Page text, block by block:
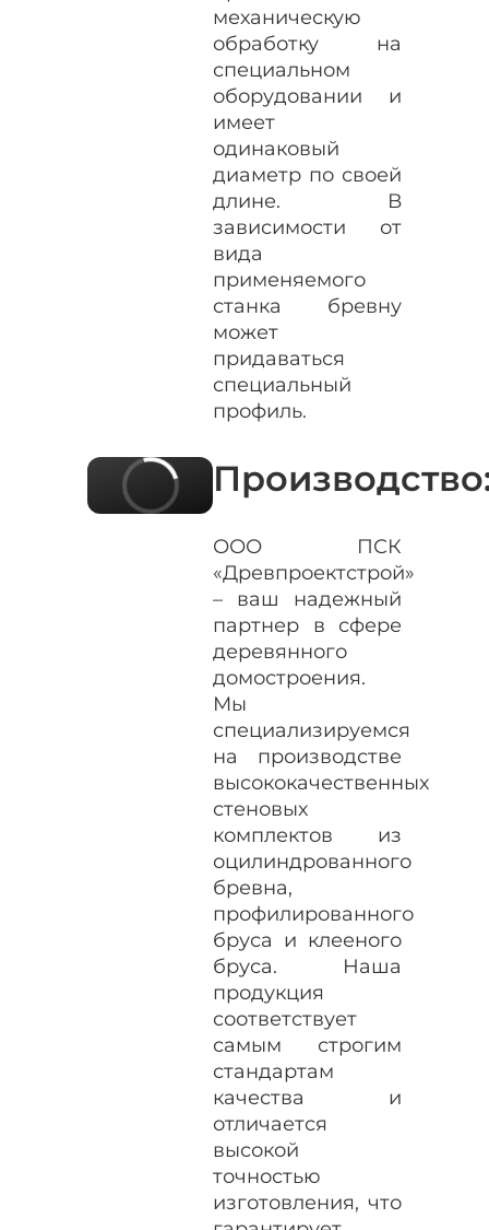
механическую
обработку на
специальном
оборудовании и
имеет
одинаковый
диаметр по своей
длине. В
зависимости от
вида
применяемого
станка бревну
может
придаваться
специальный
профиль.
ООО ПСК
«Древпроектстрой»
– ваш надежный
партнер в сфере
деревянного
домостроения.
Мы
специализируемся
на производстве
высококачественных
стеновых
комплектов из
оцилиндрованного
бревна,
профилированного
бруса и клееного
бруса. Наша
продукция
соответствует
самым строгим
стандартам
качества и
отличается
высокой
точностью
изготовления, что